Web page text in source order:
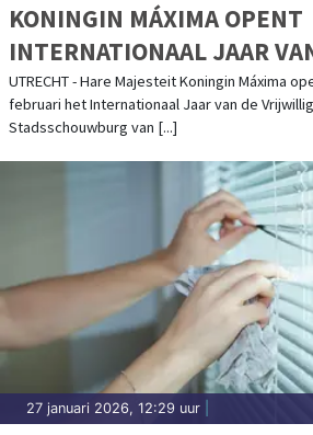
KONINGIN MÁXIMA OPENT
INTERNATIONAAL JAAR
VRIJWILLIGER
UTRECHT - Hare Majesteit Koningin Máxima
februari het Internationaal Jaar van de
Stadsschouwburg van [...]
27 januari 2026, 12:29 uur